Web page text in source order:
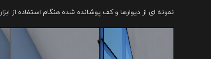
نمونه ای از دیوارها و کف پوشانده شده هنگام استفاده از ابزار Section Box در Revit: